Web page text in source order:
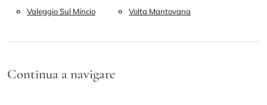
Valeggio Sul Mincio Volta Mantovana
Continua a navigare